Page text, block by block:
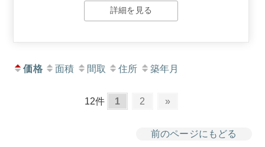
詳細を見る
価格 面積 間取 住所 築年月
12件 1 2 »
前のページにもどる